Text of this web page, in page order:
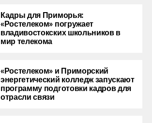
Кадры для Приморья:
«Ростелеком» погружает
владивостокских школьников в
мир телекома
«Ростелеком» и Приморский
энергетический колледж запускают
программу подготовки кадров для
отрасли связи